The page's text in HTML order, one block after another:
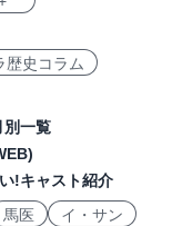
歴史コラム
別一覧
!キャスト紹介
馬医
イ・サン